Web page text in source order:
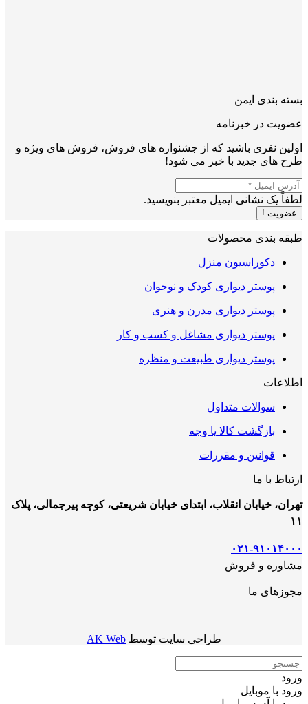
بسته بندی ایمن
عضویت در خبرنامه
اولین نفری باشید که از جشنواره های فروش، فروش های ویژه و
طرح های جدید با خبر می شود!
لطفاً یک نشانی ایمیل معتبر بنویسید.
عضویت !
طبقه بندی محصولات
دکوراسیون منزل
پوستر دیواری کودک و نوجوان
پوستر دیواری مدرن و هنری
پوستر دیواری مشاغل و کسب و کار
پوستر دیواری طبیعت و منظره
اطلاعات
سوالات متداول
بازگشت کالا یا وجه
قوانین و مقررات
ارتباط با ما
تهران، خیابان انقلاب، ابتدای خیابان شریعتی، کوچه پیرجمالی، پلاک
۱۱
۰۲۱-۹۱۰۱۴۰۰۰
مشاوره و فروش
مجوزهای ما
طراحی سایت توسط AK Web
ورود
ورود با موبایل